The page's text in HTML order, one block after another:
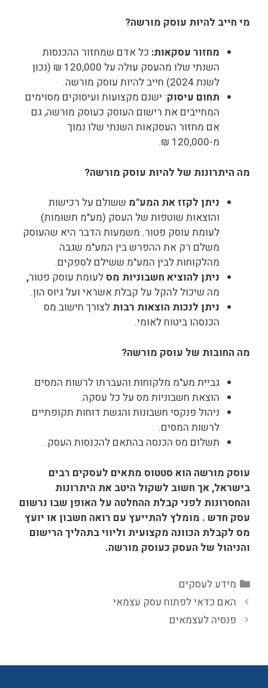
מי חייב להיות עוסק מורשה?
מחזור עסקאות: כל אדם שמחזור ההכנסות
השנתי שלו מהעסק עולה על 120,000 ₪ (נכון
לשנת 2024) חייב להיות עוסק מורשה.
תחום עיסוק: ישנם מקצועות ועיסוקים מסוימים
המחייבים את רישום העוסק כעוסק מורשה, גם
אם מחזור העסקאות השנתי שלו נמוך
מ-120,000 ₪.
מה היתרונות של להיות עוסק מורשה?
ניתן לקזז את המע"מ ששולם על רכישות
והוצאות שוטפות של העסק (מע"מ תשומות)
לעומת עוסק פטור. משמעות הדבר היא שהעוסק
משלם רק את ההפרש בין המע"מ שגבה
מהלקוחות לבין המע"מ ששילם לספקים.
ניתן להוציא חשבוניות מסלעומת עוסק פטור,
מה שיכול להקל על קבלת אשראי ועל גיוס הון.
ניתן לנכות הוצאות רבות לצורך חישוב מס
הכנסהו ביטוח לאומי.
מה החובות של עוסק מורשה?
גביית מע"מ מלקוחות והעברתו לרשות המסים.
הוצאת חשבוניות מס על כל עסקה.
ניהול פנקסי חשבונות והגשת דוחות תקופתיים
לרשות המסים.
תשלום מס הכנסה בהתאם להכנסות העסק.
עוסק מורשה הוא סטטוס מתאים לעסקים רבים
בישראל, אך חשוב לשקול היטב את היתרונות
והחסרונות לפני קבלת ההחלטה על האופן שבו נרשום
עסק חדש . מומלץ להתייעץ עם רואה חשבון או יועץ
מס לקבלת הכוונה מקצועית וליווי בתהליך הרישום
והניהול של העסק כעוסק מורשה.
קטגוריות
מידע לעסקים
האם כדאי לפתוח עסק עצמאי
פנסיה לעצמאים